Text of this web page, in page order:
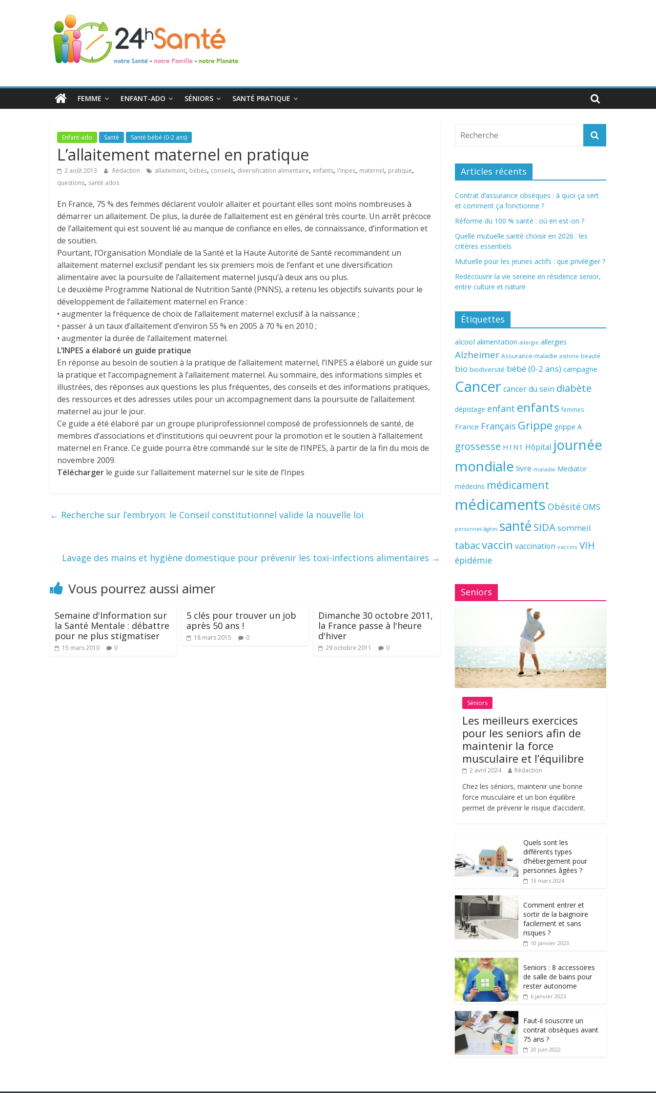
24h
Santé
toute
FEMME ENFANT-ADO SÉNIORS SANTÉ PRATIQUE
Enfant-ado Santé Santé bébé (0-2 ans)
L’allaitement maternel en pratique
2 août 2013 Rédaction allaitement, bébés, conseils, diversification alimentaire, enfants, l'Inpes, maternel, pratique,
questions, santé ados
En France, 75 % des femmes déclarent vouloir allaiter et pourtant elles sont moins nombreuses à
démarrer un allaitement. De plus, la durée de l’allaitement est en général très courte. Un arrêt précoce
de l’allaitement qui est souvent lié au manque de confiance en elles, de connaissance, d’information et
de soutien.
Pourtant, l’Organisation Mondiale de la Santé et la Haute Autorité de Santé recommandent un
allaitement maternel exclusif pendant les six premiers mois de l’enfant et une diversification
alimentaire avec la poursuite de l’allaitement maternel jusqu’à deux ans ou plus.
Le deuxième Programme National de Nutrition Santé (PNNS), a retenu les objectifs suivants pour le
développement de l’allaitement maternel en France :
• augmenter la fréquence de choix de l’allaitement maternel exclusif à la naissance ;
• passer à un taux d’allaitement d’environ 55 % en 2005 à 70 % en 2010 ;
• augmenter la durée de l’allaitement maternel.
L’INPES a élaboré un guide pratique
En réponse au besoin de soutien à la pratique de l’allaitement maternel, l’INPES a élaboré un guide sur
la pratique et l’accompagnement à l’allaitement maternel. Au sommaire, des informations simples et
illustrées, des réponses aux questions les plus fréquentes, des conseils et des informations pratiques,
des ressources et des adresses utiles pour un accompagnement dans la poursuite de l’allaitement
maternel au jour le jour.
Ce guide a été élaboré par un groupe pluriprofessionnel composé de professionnels de santé, de
membres d’associations et d’institutions qui oeuvrent pour la promotion et le soutien à l’allaitement
maternel en France. Ce guide pourra être commandé sur le site de l’INPES, à partir de la fin du mois de
novembre 2009.
Télécharger le guide sur l’allaitement maternel sur le site de l’Inpes
← Recherche sur l’embryon: le Conseil constitutionnel valide la nouvelle loi
Lavage des mains et hygiène domestique pour prévenir les toxi-infections alimentaires →
Vous pourrez aussi aimer
Semaine d'Information sur
la Santé Mentale : débattre
pour ne plus stigmatiser
15 mars 2010 0
5 clés pour trouver un job
après 50 ans !
18 mars 2015 0
Dimanche 30 octobre 2011,
la France passe à l'heure
d'hiver
29 octobre 2011 0
Articles récents
Contrat d’assurance obsèques : à quoi ça sert
et comment ça fonctionne ?
Réforme du 100 % santé : où en est-on ?
Quelle mutuelle santé choisir en 2026 : les
critères essentiels
Mutuelle pour les jeunes actifs : que privilégier ?
Redécouvrir la vie sereine en résidence senior,
entre culture et nature
Étiquettes
alcool alimentation allergie allergies
Alzheimer Assurance-maladie asthme beauté
bio biodiversité bébé (0-2 ans) campagne
Cancer cancer du sein diabète
dépistage enfant enfants femmes
France Français Grippe grippe A
grossesse H1N1 Hôpital journée
mondiale livre maladie Mediator
médecins médicament
médicaments Obésité OMS
personnes âgées santé SIDAsommeil
tabacvaccin vaccination vaccins VIH
épidémie
Seniors
Séniors
Les meilleurs exercices
pour les seniors afin de
maintenir la force
musculaire et l’équilibre
2 avril 2024 Rédaction
Chez les séniors, maintenir une bonne
force musculaire et un bon équilibre
permet de prévenir le risque d’accident.
Quels sont les
différents types
d’hébergement pour
personnes âgées ?
13 mars 2024
Comment entrer et
sortir de la baignoire
facilement et sans
risques ?
10 janvier 2023
Seniors : 8 accessoires
de salle de bains pour
rester autonome
6 janvier 2023
Faut-il souscrire un
contrat obsèques avant
75 ans ?
20 juin 2022